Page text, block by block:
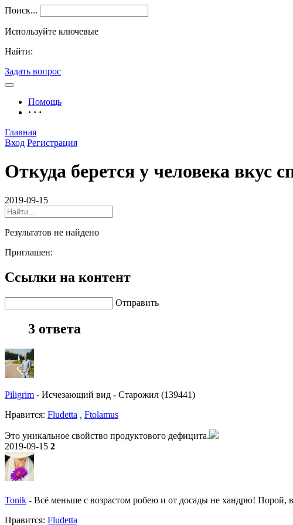
Поиск...
Используйте ключевые
Найти:
Задать вопрос
Помощь
· · ·
Главная
Вход Регистрация
Откуда берется у человека вкус
2019-09-15
Результатов не найдено
Приглашен:
Ссылки на контент
Отправить
3 ответа
Piligrim - Исчезающий вид - Старожил (139441)
Нравитcя: Fludetta Ftolamus
Это уникальное свойство продуктового дефицита.
2019-09-15 2
Tonik - Всё меньше с возрастом робею и от досады не хандрю!
Нравитcя: Fludetta